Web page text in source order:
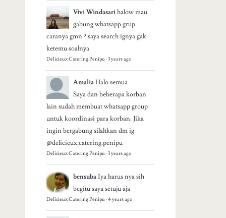
Vivi Windasari halow mau
gabung whatsapp grup
caranya gmn ? saya search ignya gak
ketemu soalnya
Delicieux Catering Penipu·3 years ago
Amalia Halo semua
Saya dan beberapa korban
lain sudah membuat whatsapp group
untuk koordinasi para korban. Jika
ingin bergabung silahkan dm ig
@delicieux.catering.penipu
Delicieux Catering Penipu·3 years ago
bensuba Iya harus nya sih
begitu saya setuju aja
Delicieux Catering Penipu·4 years ago